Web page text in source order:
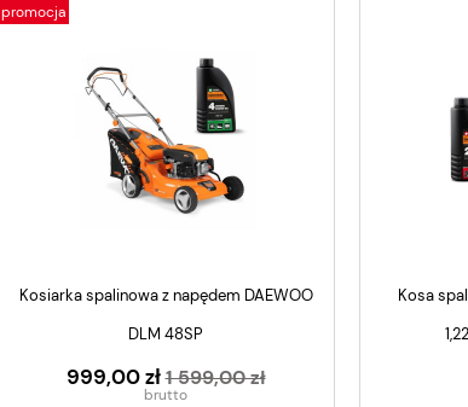
Kosiarka spalinowa z napędem DAEWOO
DLM 48SP
999,00 zł1 599,00 zł
promocja
Kosa